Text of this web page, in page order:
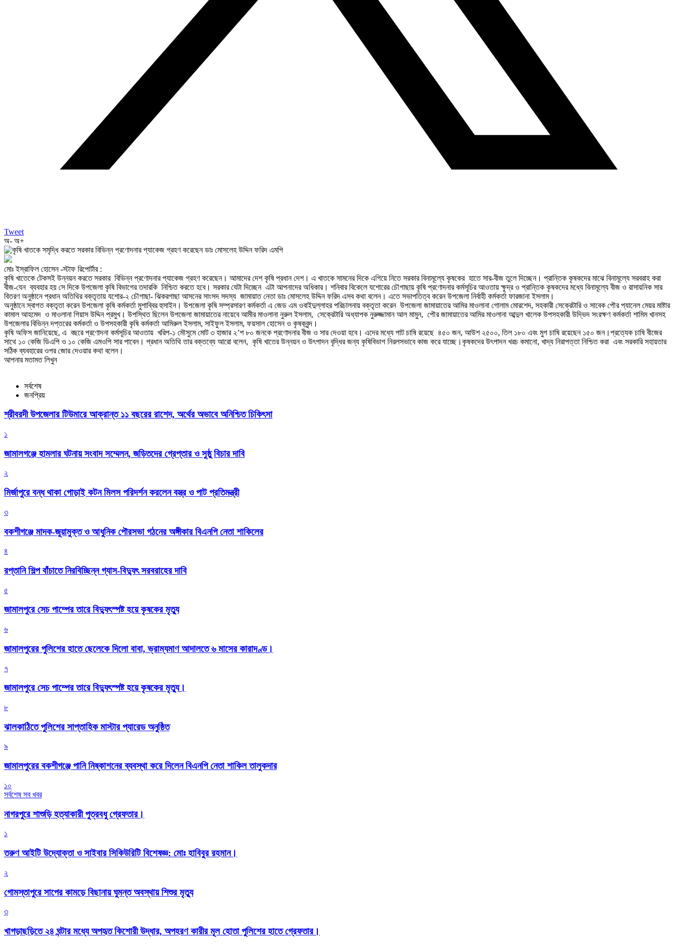
Tweet
অ- অ+
মোঃ ইস্রাফিল হোসেন -স্টাফ রিপোর্টার :
কৃষি খাতেকে টেকসই উন্নয়ন করতে সরকার বিভিন্ন প্রণোদনার প্যাকেজ গ্রহণ করেছেন। আমাদের দেশ কৃষি প্রধান দেশ। এ খাতকে সামনের দিকে এগিয়ে নিতে সরকার বিনামূল্যে কৃষকের হাতে সার-বীজ তুলে দিচ্ছেন। প্রান্তিক কৃষকদের মাঝে বিনামূল্যে সরবরাহ করা
বীজ-যেন ব্যবহার হয় সে দিকে উপজেলা কৃষি বিভাগের তদারকি নিশ্চিত করতে হবে। সরকার যেটা দিচ্ছেন এটা আপনাদের অধিকার। শনিবার বিকেলে যশোরের চৌগাছায় কৃষি প্রণোদনার কর্মসূচির আওতায় ক্ষুদ্র ও প্রান্তিক কৃষকদের মধ্যে বিনামূল্যে বীজ ও রাসায়নিক সার
বিতরণ অনুষ্ঠানে প্রধান অতিথির বক্তৃতায় যশোর-২ চৌগাছা- ঝিকরগাছা আসনের সাংসদ সদস্য জামায়াত নেতা ডাঃ মোসলেহ উদ্দিন ফরিদ এসব কথা বলেন। এতে সভাপতিত্ব করেন উপজেলা নির্বাহী কর্মকর্তা ফারজানা ইসলাম।
অনুষ্ঠানে স্বাগত বক্তৃতা করেন উপজেলা কৃষি কর্মকর্তা মুশাব্বির হুসাইন। উপজেলা কৃষি সম্প্রসারণ কর্মকর্তা এ জেড এম ওবাইদুল্লাহর পরিচালনায় বক্তৃতা করেন উপজেলা জামায়াতের আমির মাওলানা গোলাম মোরশেদ, সহকারী সেক্রেটারি ও সাবেক পৌর প্যানেল মেয়র মাষ্টার
কামাল আহমেদ ও মাওলানা গিয়াস উদ্দিন প্রমুখ। উপস্থিত ছিলেন উপজেলা জামায়াতের নায়েবে আমীর মাওলানা নুরুল ইসলাম, সেক্রেটারি অধ্যাপক নুরুজ্জামান আল মামুন, পৌর জামায়াতের আমির মাওলানা আব্দুল খালেক উপসহকারী উদ্ভিদ সংরক্ষণ কর্মকর্তা শামিম খানসহ
উপজেলার বিভিন্ন দপ্তরের কর্মকর্তা ও উপসহকারী কৃষি কর্মকর্তা আমিরুল ইসলাম, সাইফুল ইসলাম, ফয়সাল হোসেন ও কৃষকবৃন্দ।
কৃষি অফিস জানিয়েছে, এ বছরে প্রণোদনা কর্মসূচির আওতায় খরিপ-১ মৌসুমে মোট ৩ হাজার ২’শ ৮০ জনকে প্রণোদনার বীজ ও সার দেওয়া হবে। এদের মধ্যে পাট চাষি রয়েছে ৪৫০ জন, আউশ ২৫০০, তিল ১৮০ এবং মুগ চাষি রয়েছেন ১৫০ জন।প্রত্যেক চাষি বীজের
সাথে ১০ কেজি ডিএপি ও ১০ কেজি এমওপি সার পাবেন। প্রধান অতিথি তার বক্তব্যে আরো বলেন, কৃষি খাতের উন্নয়ন ও উৎপাদন বৃদ্ধির জন্য কৃষিবিভাগ নিরলসভাবে কাজ করে যাচ্ছে।কৃষকদের উৎপাদন খরচ কমানো, খাদ্য নিরাপত্তা নিশ্চিত করা এবং সরকারি সহায়তার
সঠিক ব্যবহারের ওপর জোর দেওয়ার কথা বলেন।
আপনার মতামত লিখুন
সর্বশেষ
জনপ্রিয়
শ্রীবরদী উপজেলার টিউমারে আক্রান্ত ১১ বছরের রাশেদ, অর্থের অভাবে অনিশ্চিত চিকিৎসা
১
জামালগঞ্জে হামলার ঘটনায় সংবাদ সম্মেলন, জড়িতদের গ্রেপ্তার ও সুষ্ঠু বিচার দাবি
২
মির্জাপুরে বন্ধ থাকা গোড়াই কটন মিলস পরিদর্শন করলেন বস্ত্র ও পাট প্রতিমন্ত্রী
৩
বকশীগঞ্জে মাদক-জুয়ামুক্ত ও আধুনিক পৌরসভা গঠনের অঙ্গীকার বিএনপি নেতা শাকিলের
৪
রপ্তানি শিল্প বাঁচাতে নিরবিচ্ছিন্ন গ্যাস-বিদ্যুৎ সরবরাহের দাবি
৫
জামালপুরে সেচ পাম্পের তারে বিদ্যুৎস্পষ্ট হয়ে কৃষকের মৃত্যু
৬
জামালপুরের পুলিশের হাতে ছেলেকে দিলো বাবা, ভ্রাম্যমাণ আদালতে ৬ মাসের কারাদণ্ড।
৭
জামালপুরে সেচ পাম্পের তারে বিদ্যুৎস্পষ্ট হয়ে কৃষকের মৃত্যু।
৮
‎ঝালকাঠিতে পুলিশের সাপ্তাহিক মাস্টার প্যারেড অনুষ্ঠিত
৯
জামালপুরের বকশীগঞ্জে পানি নিষ্কাশনের ব্যবস্থা করে দিলেন বিএনপি নেতা শাকিল তালুকদার
১০
সর্বশেষ সব খবর
নাগরপুরে শাশুড়ি হত্যাকারী পুত্রবধু গ্রেফতার।
১
তরুণ আইটি উদ্যোক্তা ও সাইবার সিকিউরিটি বিশেষজ্ঞ: মোঃ হাবিবুর রহমান।
২
গোমস্তাপুরে সাপের কামড়ে বিছানায় ঘুমন্ত অবস্থায় শিশুর মৃত্যু
৩
খাগড়াছড়িতে ২৪ ঘন্টার মধ্যে অপহৃত কিশোরী উদ্ধার, অপহরণ কারীর মূল হোতা পুলিশের হাতে গ্রেফতার।